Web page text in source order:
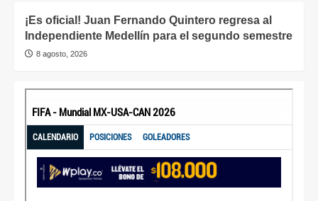
¡Es oficial! Juan Fernando Quintero regresa al
Independiente Medellín para el segundo semestre
8 agosto, 2026